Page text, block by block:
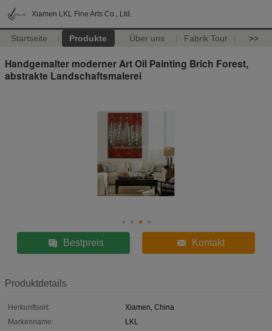
Xiamen LKL Fine Arts Co., Ltd.
Startseite Produkte Über uns Fabrik Tour >>
Handgemalter moderner Art Oil Painting Brich Forest,
abstrakte Landschaftsmalerei
Bestpreis Kontakt
Produktdetails
Herkunftsort:
Xiamen, China
Markenname:
LKL